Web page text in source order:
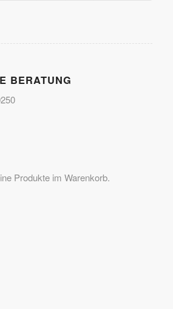
BERATUNG
Produkte im Warenkorb.